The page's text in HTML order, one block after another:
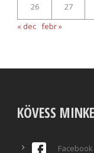
26 27
« dec febr »
KÖVESS
Facebook